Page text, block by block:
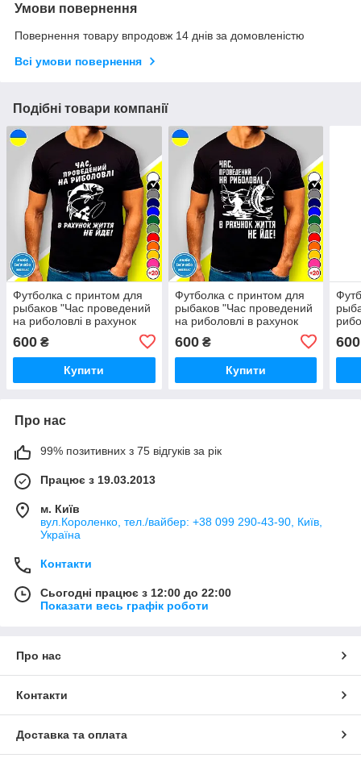
Умови повернення
Повернення товару впродовж 14 днів за домовленістю
Всі умови повернення
Подібні товари компанії
Футболка с принтом для
рыбаков "Час проведений
на риболовлі в рахунок
600 ₴
Купити
Футболка с принтом для
рыбаков "Час проведений
на риболовлі в рахунок
600₴
Купити
600
Про нас
99% позитивних з 75 відгуків за рік
Працює з 19.03.2013
м. Київ
вул.Короленко, тел./вайбер: +38 099 290-43-90, Київ,
Україна
Контакти
Сьогодні працює з 12:00 до 22:00
Показати весь графік роботи
Про нас
Контакти
Доставка та оплата